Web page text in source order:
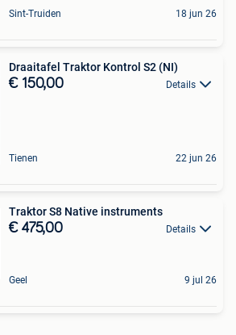
Sint-Truiden 18 jun 26
Draaitafel Traktor Kontrol S2 (NI)
€ 150,00 Details
Tienen 22 jun 26
Traktor S8 Native instruments
€ 475,00 Details
Geel 9 jul 26